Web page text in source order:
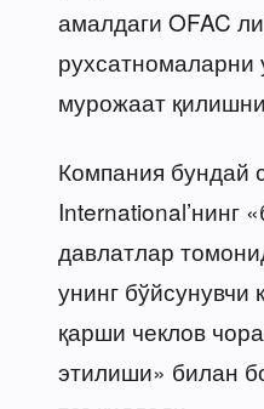
амалдаги OFAC
рухсатномаларни
мурожаат
Компания бундай
International’нинг
давлатлар
унинг бўйсунувчи
қарши чеклов
этилиши» билан